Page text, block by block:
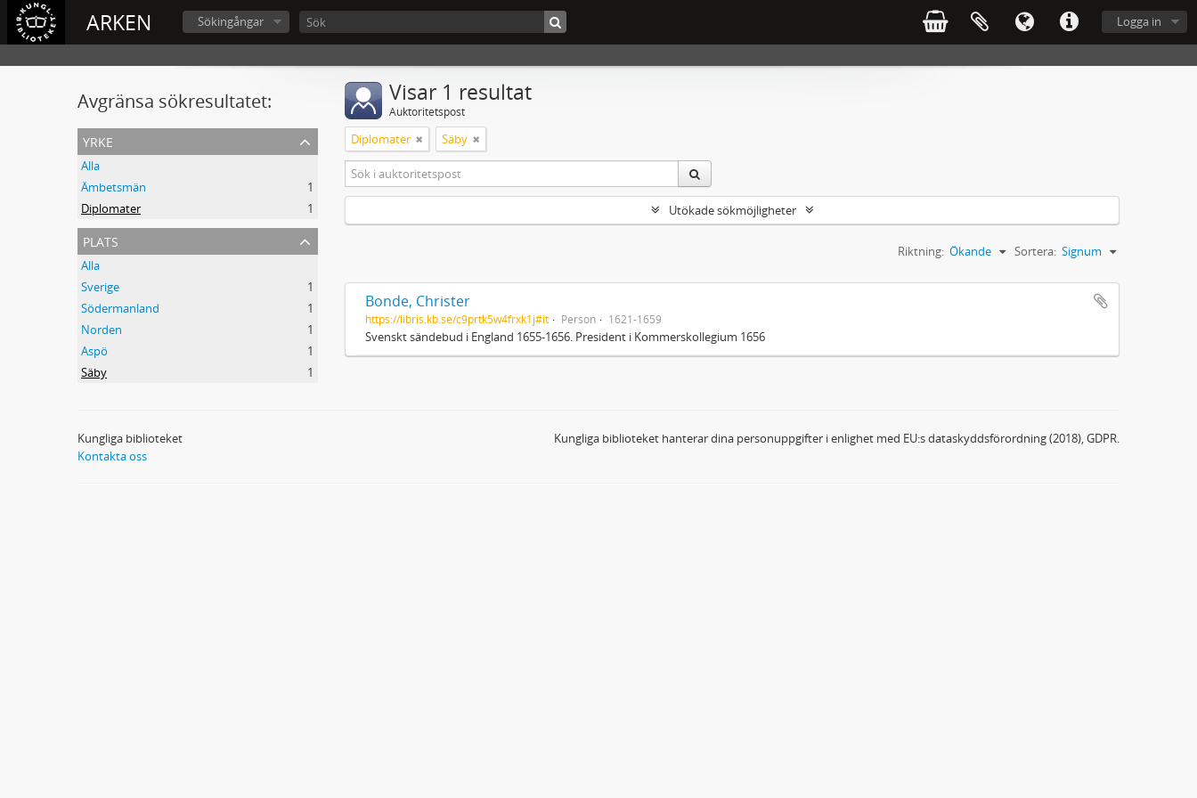
ARKEN Logga in
Sökingångar
Avgränsa sökresultatet:
yrke
Alla
Ämbetsmän
1
Diplomater
1
plats
Alla
Sverige
1
Södermanland
1
Norden
1
Aspö
1
Säby
1
Visar 1 resultat
Auktoritetspost
Diplomater Säby
Utökade sökmöjligheter
Sortera: Signum
Riktning: Ökande
Bonde, Christer
https://libris.kb.se/c9prtk5w4frxk1j#it Person 1621-1659
Svenskt sändebud i England 1655-1656. President i Kommerskollegium 1656
Kungliga biblioteket
Kontakta oss
Kungliga biblioteket hanterar dina personuppgifter i enlighet med EU:s dataskyddsförordning (2018), GDPR.